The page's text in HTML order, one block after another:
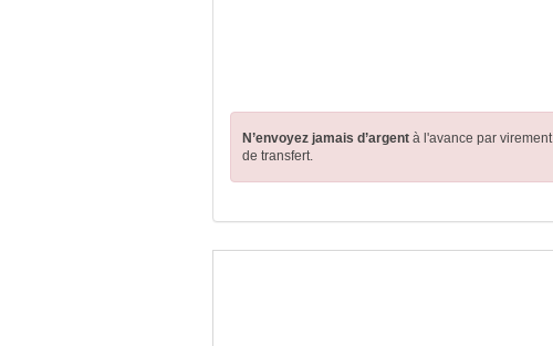
N’envoyez jamais d’argent à l'avance par virement
de transfert.